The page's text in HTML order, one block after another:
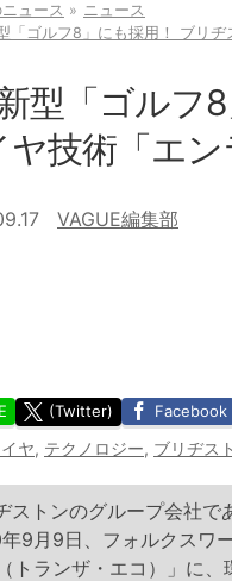
ュース
ニュース
「ゴルフ8」にも採用！ ブリ
型「ゴルフ
ヤ技術「エ
VAGUE編集部
(Twitter) Facebook
ヤ, テクノロジー, ブリヂス
ストンのグループ会社
9月9日、フォルクスワ
トランザ・エコ）」に